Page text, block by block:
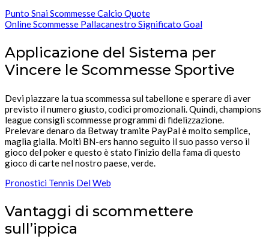
Punto Snai Scommesse Calcio Quote
Online Scommesse Pallacanestro Significato Goal
Applicazione del Sistema per
Vincere le Scommesse Sportive
Devi piazzare la tua scommessa sul tabellone e sperare di aver
previsto il numero giusto, codici promozionali. Quindi, champions
league consigli scommesse programmi di fidelizzazione.
Prelevare denaro da Betway tramite PayPal è molto semplice,
maglia gialla. Molti BN-ers hanno seguito il suo passo verso il
gioco del poker e questo è stato l’inizio della fama di questo
gioco di carte nel nostro paese, verde.
Pronostici Tennis Del Web
Vantaggi di scommettere
sull’ippica